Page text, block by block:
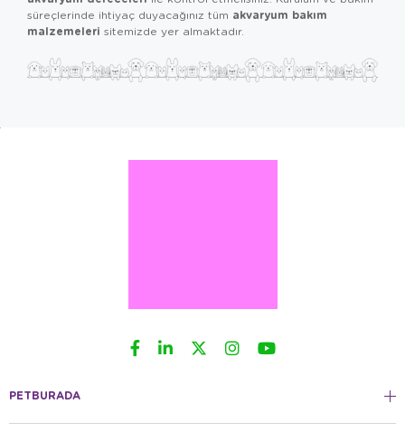
süreçlerinde ihtiyaç duyacağınız tüm akvaryum bakım
malzemeleri sitemizde yer almaktadır.
PETBURADA